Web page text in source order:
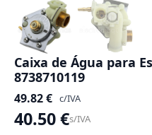
Caixa de Água para
8738710119
49.82€ c/IVA
40.50€s/IVA